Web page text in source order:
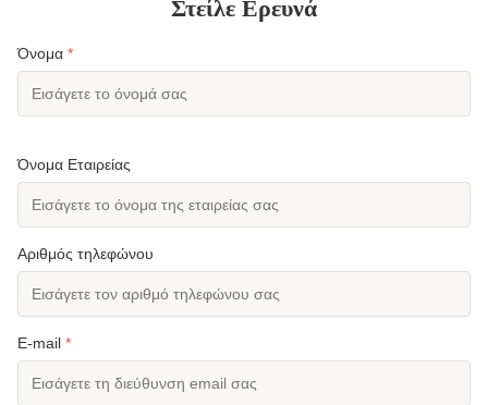
Στείλε Ερευνά
Όνομα *
Όνομα Εταιρείας
Αριθμός τηλεφώνου
E-mail *